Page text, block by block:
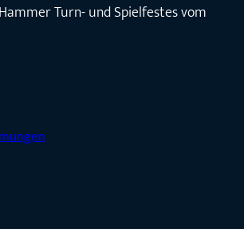
Turn- und Spielfestes vom